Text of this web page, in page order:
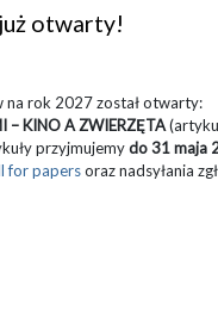
otwarty!
rok 2027 został otwarty:
– KINO A ZWIERZĘTA
przyjmujemydo 31 maja
for papersoraz nadsyłania